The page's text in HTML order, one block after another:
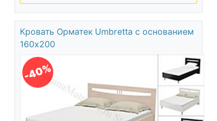
Кровать Орматек Umbretta с основанием
160х200
-40%